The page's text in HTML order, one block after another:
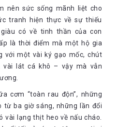
nên sức sống mãnh liệt cho
tranh hiện thực về sự thiếu
có về tinh thần của con
là thời điểm mà một hộ gia
với một vài ký gạo mốc, chút
vài lát cá khô – vậy mà vẫn
cơm “toàn rau độn”, những
từ ba giờ sáng, những lần đổi
vài lạng thịt heo về nấu cháo.